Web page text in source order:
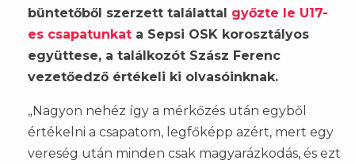
büntetőből szerzett találattal győzte le U17-
es csapatunkat a Sepsi OSK korosztályos
együttese, a találkozót Szász Ferenc
vezetőedző értékeli ki olvasóinknak.
„Nagyon nehéz így a mérkőzés után egyből
értékelni a csapatom, legfőképp azért, mert egy
vereség után minden csak magyarázkodás, és ezt